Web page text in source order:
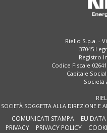
Riello S.p.a. -
37045
Registro
Codice Fiscale
Capitale
Società
SOCIETÀ SOGGETTA ALLA DIREZIONE
COMUNICATI STAMPA EU
PRIVACY
PRIVACY POLICY